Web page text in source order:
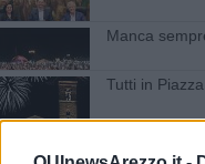
​Manca
Tutti in